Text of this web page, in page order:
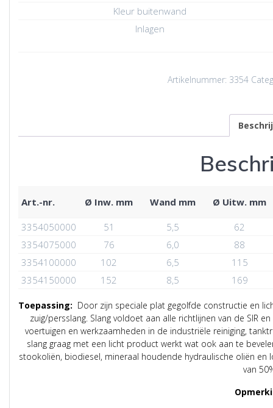
Kleur buitenwand
Inlagen
Artikelnummer: 3354
Art.-nr. Ø Inw. mm Wand mm Ø Uitw. mm
3354050000 51 5,5
62
3354075000
76 6,0
88
3354100000
102 6,5
115
3354150000
152 8,5 169
Toepassing: Door zijn speciale plat gegolfde constructie en
zuig/persslang. Slang voldoet aan alle richtlijnen van de SIR
voertuigen en werkzaamheden in de industriële reiniging,
slang graag met een licht product werkt wat ook aan te
stookoliën, biodiesel, mineraal houdende hydraulische oliën
van